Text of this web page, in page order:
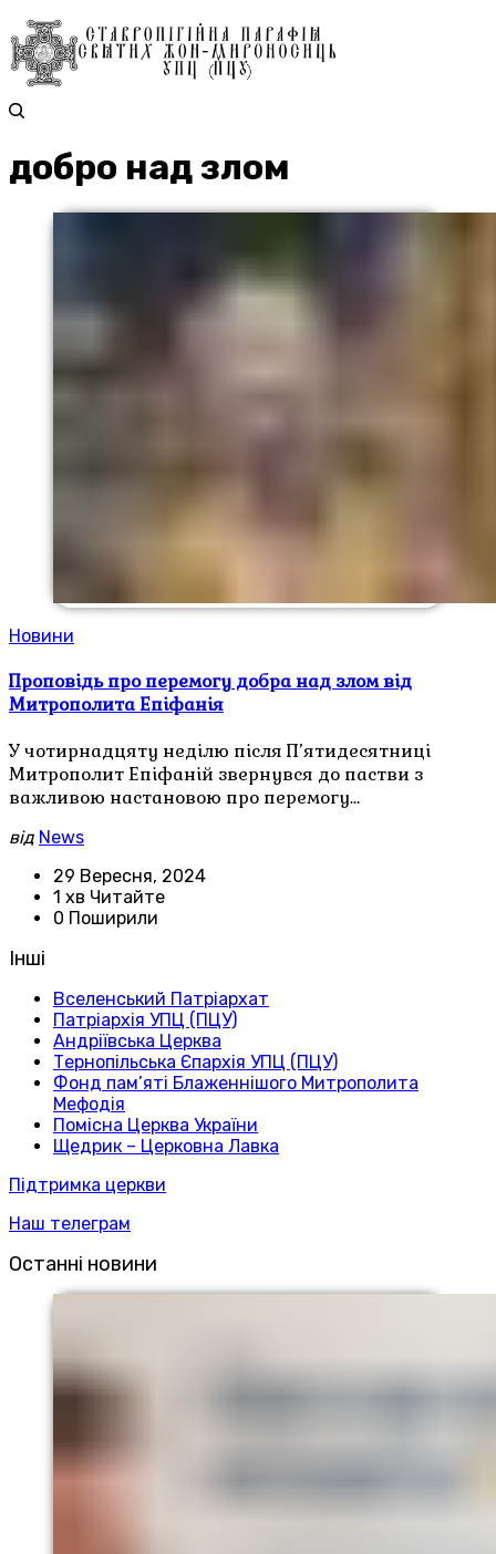
добро над злом
Новини
Проповідь про перемогу добра над злом від
Митрополита Епіфанія
У чотирнадцяту неділю після П’ятидесятниці
Митрополит Епіфаній звернувся до пастви з
важливою настановою про перемогу…
від News
29 Вересня, 2024
1 хв Читайте
0 Поширили
Інші
Вселенський Патріархат
Патріархія УПЦ (ПЦУ)
Андріївська Церква
Тернопільська Єпархія УПЦ (ПЦУ)
Фонд пам’яті Блаженнішого Митрополита
Мефодія
Помісна Церква України
Щедрик – Церковна Лавка
Підтримка церкви
Наш телеграм
Останні новини